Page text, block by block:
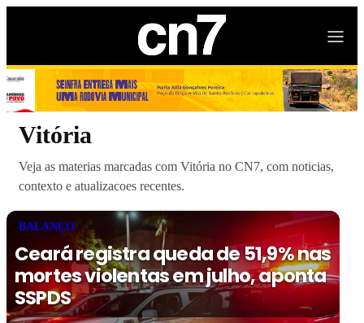
Vitória
Veja as materias marcadas com Vitória no CN7, com noticias,
contexto e atualizacoes recentes.
BALANÇO
Ceará registra queda de 51,9% nas
mortes violentas em julho, aponta
SSPDS